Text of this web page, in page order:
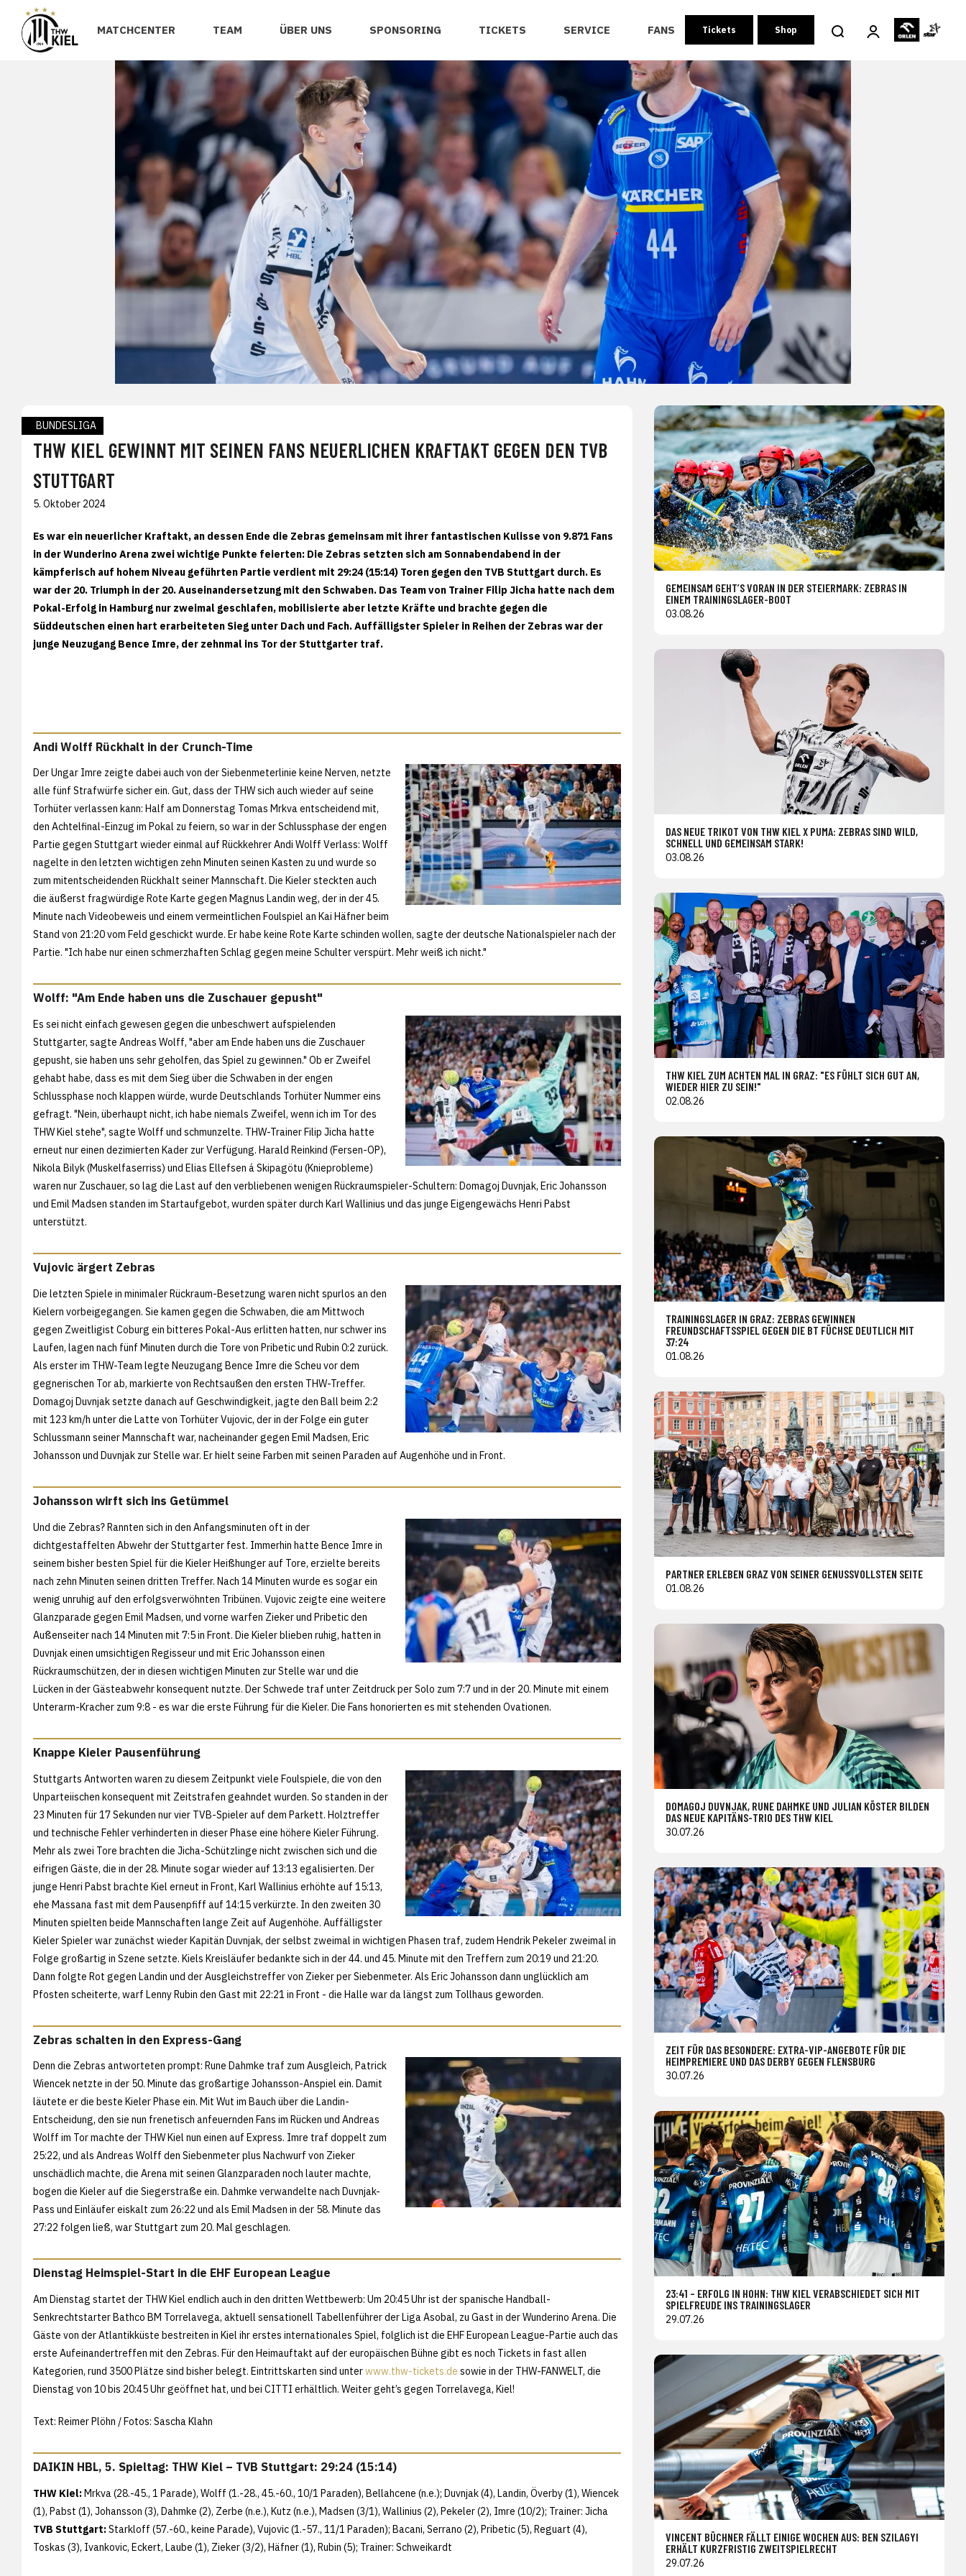
MATCHCENTER TEAM ÜBER UNS SPONSORING TICKETS SERVICE FANS Tickets Shop
BUNDESLIGA
THW KIEL GEWINNT MIT SEINEN FANS NEUERLICHEN KRAFTAKT GEGEN DEN TVB
STUTTGART
5. Oktober 2024
Es war ein neuerlicher Kraftakt, an dessen Ende die Zebras gemeinsam mit ihrer fantastischen Kulisse von 9.871 Fans
in der Wunderino Arena zwei wichtige Punkte feierten: Die Zebras setzten sich am Sonnabendabend in der
kämpferisch auf hohem Niveau geführten Partie verdient mit 29:24 (15:14) Toren gegen den TVB Stuttgart durch. Es
war der 20. Triumph in der 20. Auseinandersetzung mit den Schwaben. Das Team von Trainer Filip Jicha hatte nach dem
Pokal-Erfolg in Hamburg nur zweimal geschlafen, mobilisierte aber letzte Kräfte und brachte gegen die
Süddeutschen einen hart erarbeiteten Sieg unter Dach und Fach. Auffälligster Spieler in Reihen der Zebras war der
junge Neuzugang Bence Imre, der zehnmal ins Tor der Stuttgarter traf.
Andi Wolff Rückhalt in der Crunch-Time
Der Ungar Imre zeigte dabei auch von der Siebenmeterlinie keine Nerven, netzte
alle fünf Strafwürfe sicher ein. Gut, dass der THW sich auch wieder auf seine
Torhüter verlassen kann: Half am Donnerstag Tomas Mrkva entscheidend mit,
den Achtelfinal-Einzug im Pokal zu feiern, so war in der Schlussphase der engen
Partie gegen Stuttgart wieder einmal auf Rückkehrer Andi Wolff Verlass: Wolff
nagelte in den letzten wichtigen zehn Minuten seinen Kasten zu und wurde so
zum mitentscheidenden Rückhalt seiner Mannschaft. Die Kieler steckten auch
die äußerst fragwürdige Rote Karte gegen Magnus Landin weg, der in der 45.
Minute nach Videobeweis und einem vermeintlichen Foulspiel an Kai Häfner beim
Stand von 21:20 vom Feld geschickt wurde. Er habe keine Rote Karte schinden wollen, sagte der deutsche Nationalspieler nach der
Partie. "Ich habe nur einen schmerzhaften Schlag gegen meine Schulter verspürt. Mehr weiß ich nicht."
Wolff: "Am Ende haben uns die Zuschauer gepusht"
Es sei nicht einfach gewesen gegen die unbeschwert aufspielenden
Stuttgarter, sagte Andreas Wolff, "aber am Ende haben uns die Zuschauer
gepusht, sie haben uns sehr geholfen, das Spiel zu gewinnen." Ob er Zweifel
gehabt habe, dass es mit dem Sieg über die Schwaben in der engen
Schlussphase noch klappen würde, wurde Deutschlands Torhüter Nummer eins
gefragt. "Nein, überhaupt nicht, ich habe niemals Zweifel, wenn ich im Tor des
THW Kiel stehe", sagte Wolff und schmunzelte. THW-Trainer Filip Jicha hatte
erneut nur einen dezimierten Kader zur Verfügung. Harald Reinkind (Fersen-OP),
Nikola Bilyk (Muskelfaserriss) und Elias Ellefsen á Skipagötu (Knieprobleme)
waren nur Zuschauer, so lag die Last auf den verbliebenen wenigen Rückraumspieler-Schultern: Domagoj Duvnjak, Eric Johansson
und Emil Madsen standen im Startaufgebot, wurden später durch Karl Wallinius und das junge Eigengewächs Henri Pabst
unterstützt.
Vujovic ärgert Zebras
Die letzten Spiele in minimaler Rückraum-Besetzung waren nicht spurlos an den
Kielern vorbeigegangen. Sie kamen gegen die Schwaben, die am Mittwoch
gegen Zweitligist Coburg ein bitteres Pokal-Aus erlitten hatten, nur schwer ins
Laufen, lagen nach fünf Minuten durch die Tore von Pribetic und Rubin 0:2 zurück.
Als erster im THW-Team legte Neuzugang Bence Imre die Scheu vor dem
gegnerischen Tor ab, markierte von Rechtsaußen den ersten THW-Treffer.
Domagoj Duvnjak setzte danach auf Geschwindigkeit, jagte den Ball beim 2:2
mit 123 km/h unter die Latte von Torhüter Vujovic, der in der Folge ein guter
Schlussmann seiner Mannschaft war, nacheinander gegen Emil Madsen, Eric
Johansson und Duvnjak zur Stelle war. Er hielt seine Farben mit seinen Paraden auf Augenhöhe und in Front.
Johansson wirft sich ins Getümmel
Und die Zebras? Rannten sich in den Anfangsminuten oft in der
dichtgestaffelten Abwehr der Stuttgarter fest. Immerhin hatte Bence Imre in
seinem bisher besten Spiel für die Kieler Heißhunger auf Tore, erzielte bereits
nach zehn Minuten seinen dritten Treffer. Nach 14 Minuten wurde es sogar ein
wenig unruhig auf den erfolgsverwöhnten Tribünen. Vujovic zeigte eine weitere
Glanzparade gegen Emil Madsen, und vorne warfen Zieker und Pribetic den
Außenseiter nach 14 Minuten mit 7:5 in Front. Die Kieler blieben ruhig, hatten in
Duvnjak einen umsichtigen Regisseur und mit Eric Johansson einen
Rückraumschützen, der in diesen wichtigen Minuten zur Stelle war und die
Lücken in der Gästeabwehr konsequent nutzte. Der Schwede traf unter Zeitdruck per Solo zum 7:7 und in der 20. Minute mit einem
Unterarm-Kracher zum 9:8 - es war die erste Führung für die Kieler. Die Fans honorierten es mit stehenden Ovationen.
Knappe Kieler Pausenführung
Stuttgarts Antworten waren zu diesem Zeitpunkt viele Foulspiele, die von den
Unparteiischen konsequent mit Zeitstrafen geahndet wurden. So standen in der
23 Minuten für 17 Sekunden nur vier TVB-Spieler auf dem Parkett. Holztreffer
und technische Fehler verhinderten in dieser Phase eine höhere Kieler Führung.
Mehr als zwei Tore brachten die Jicha-Schützlinge nicht zwischen sich und die
eifrigen Gäste, die in der 28. Minute sogar wieder auf 13:13 egalisierten. Der
junge Henri Pabst brachte Kiel erneut in Front, Karl Wallinius erhöhte auf 15:13,
ehe Massana fast mit dem Pausenpfiff auf 14:15 verkürzte. In den zweiten 30
Minuten spielten beide Mannschaften lange Zeit auf Augenhöhe. Auffälligster
Kieler Spieler war zunächst wieder Kapitän Duvnjak, der selbst zweimal in wichtigen Phasen traf, zudem Hendrik Pekeler zweimal in
Folge großartig in Szene setzte. Kiels Kreisläufer bedankte sich in der 44. und 45. Minute mit den Treffern zum 20:19 und 21:20.
Dann folgte Rot gegen Landin und der Ausgleichstreffer von Zieker per Siebenmeter. Als Eric Johansson dann unglücklich am
Pfosten scheiterte, warf Lenny Rubin den Gast mit 22:21 in Front - die Halle war da längst zum Tollhaus geworden.
Zebras schalten in den Express-Gang
Denn die Zebras antworteten prompt: Rune Dahmke traf zum Ausgleich, Patrick
Wiencek netzte in der 50. Minute das großartige Johansson-Anspiel ein. Damit
läutete er die beste Kieler Phase ein. Mit Wut im Bauch über die Landin-
Entscheidung, den sie nun frenetisch anfeuernden Fans im Rücken und Andreas
Wolff im Tor machte der THW Kiel nun einen auf Express. Imre traf doppelt zum
25:22, und als Andreas Wolff den Siebenmeter plus Nachwurf von Zieker
unschädlich machte, die Arena mit seinen Glanzparaden noch lauter machte,
bogen die Kieler auf die Siegerstraße ein. Dahmke verwandelte nach Duvnjak-
Pass und Einläufer eiskalt zum 26:22 und als Emil Madsen in der 58. Minute das
27:22 folgen ließ, war Stuttgart zum 20. Mal geschlagen.
Dienstag Heimspiel-Start in die EHF European League
Am Dienstag startet der THW Kiel endlich auch in den dritten Wettbewerb: Um 20:45 Uhr ist der spanische Handball-
Senkrechtstarter Bathco BM Torrelavega, aktuell sensationell Tabellenführer der Liga Asobal, zu Gast in der Wunderino Arena. Die
Gäste von der Atlantikküste bestreiten in Kiel ihr erstes internationales Spiel, folglich ist die EHF European League-Partie auch das
erste Aufeinandertreffen mit den Zebras. Für den Heimauftakt auf der europäischen Bühne gibt es noch Tickets in fast allen
Kategorien, rund 3500 Plätze sind bisher belegt. Eintrittskarten sind unterwww.thw-tickets.de sowie in der THW-FANWELT, die
Dienstag von 10 bis 20:45 Uhr geöffnet hat, und bei CITTI erhältlich. Weiter geht’s gegen Torrelavega, Kiel!
Text: Reimer Plöhn / Fotos: Sascha Klahn
DAIKIN HBL, 5. Spieltag: THW Kiel – TVB Stuttgart: 29:24 (15:14)
THW Kiel:Mrkva (28.-45., 1 Parade), Wolff (1.-28., 45.-60., 10/1 Paraden), Bellahcene (n.e.); Duvnjak (4), Landin, Överby (1), Wiencek
(1), Pabst (1), Johansson (3), Dahmke (2), Zerbe (n.e.), Kutz (n.e.), Madsen (3/1), Wallinius (2), Pekeler (2), Imre (10/2); Trainer: Jicha
TVB Stuttgart:Starkloff (57.-60., keine Parade), Vujovic (1.-57., 11/1 Paraden); Bacani, Serrano (2), Pribetic (5), Reguart (4),
Toskas (3), Ivankovic, Eckert, Laube (1), Zieker (3/2), Häfner (1), Rubin (5); Trainer: Schweikardt
GEMEINSAM GEHT’S VORAN IN DER STEIERMARK: ZEBRAS IN
EINEM TRAININGSLAGER-BOOT
03.08.26
DAS NEUE TRIKOT VON THW KIEL X PUMA: ZEBRAS SIND WILD,
SCHNELL UND GEMEINSAM STARK!
03.08.26
THW KIEL ZUM ACHTEN MAL IN GRAZ: "ES FÜHLT SICH GUT AN,
WIEDER HIER ZU SEIN!"
02.08.26
TRAININGSLAGER IN GRAZ: ZEBRAS GEWINNEN
FREUNDSCHAFTSSPIEL GEGEN DIE BT FÜCHSE DEUTLICH MIT
37:24
01.08.26
PARTNER ERLEBEN GRAZ VON SEINER GENUSSVOLLSTEN SEITE
01.08.26
DOMAGOJ DUVNJAK, RUNE DAHMKE UND JULIAN KÖSTER BILDEN
DAS NEUE KAPITÄNS-TRIO DES THW KIEL
30.07.26
ZEIT FÜR DAS BESONDERE: EXTRA-VIP-ANGEBOTE FÜR DIE
HEIMPREMIERE UND DAS DERBY GEGEN FLENSBURG
30.07.26
23:41 – ERFOLG IN HOHN: THW KIEL VERABSCHIEDET SICH MIT
SPIELFREUDE INS TRAININGSLAGER
29.07.26
VINCENT BÜCHNER FÄLLT EINIGE WOCHEN AUS: BEN SZILAGYI
ERHÄLT KURZFRISTIG ZWEITSPIELRECHT
29.07.26